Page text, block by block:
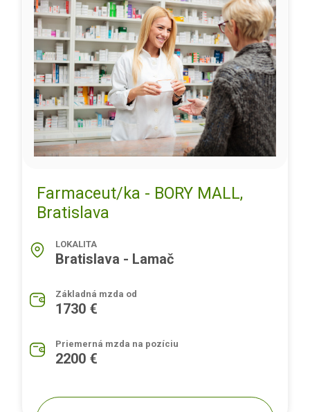
Farmaceut/ka - BORY MALL,
Bratislava
LOKALITA
Bratislava - Lamač
Základná mzda od
1730 €
Priemerná mzda na pozíciu
2200 €